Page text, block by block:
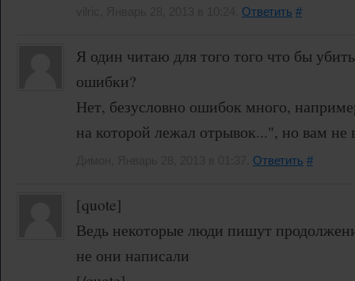
Ответить #
Я один читаю для того того что бы
ошибки?
Нет, безусловно ошибок много,
на которой лежал отрывок...", но вам не
Ответить #
[quote]
Ведь некоторые люди пишут
не они написали